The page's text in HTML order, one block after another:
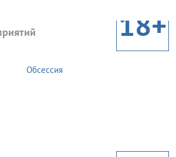
18+
Обсессия